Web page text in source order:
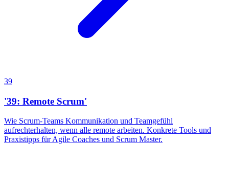
39
'39: Remote Scrum'
Wie Scrum-Teams Kommunikation und Teamgefühl
aufrechterhalten, wenn alle remote arbeiten. Konkrete Tools und
Praxistipps für Agile Coaches und Scrum Master.